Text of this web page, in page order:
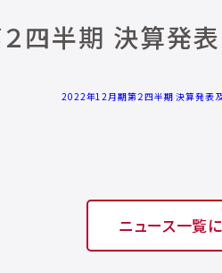
四半期 決算発
2022年12月期第２四半期 決算発表
ニュース一覧